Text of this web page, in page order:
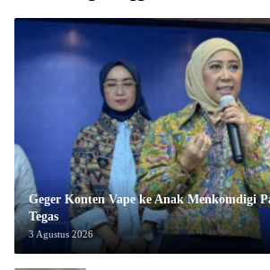
Geger Konten Vape ke Anak Menkomdigi
Tegas
3 Agustus 2026